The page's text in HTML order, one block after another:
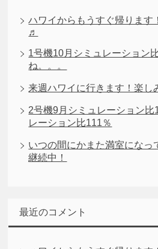
ハワイからもうすぐ帰ります
♬
1号機10月シミュレーション
ね。。。
来週ハワイに行きます！楽し
2号機9月シミュレーション比
レーション比111％
いつの間にかまた満室になっ
継続中！
最近のコメント